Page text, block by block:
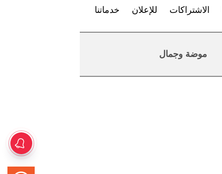
الاشتراكات للإعلان خدماتنا
موضة وجمال